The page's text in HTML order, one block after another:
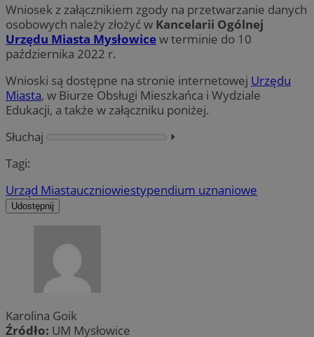
Wniosek z załącznikiem zgody na przetwarzanie danych
osobowych należy złożyć w Kancelarii Ogólnej
Urzędu Miasta Mysłowicew terminie do 10
października 2022 r.
Wnioski są dostępne na stronie internetowej Urzędu
Miasta, w Biurze Obsługi Mieszkańca i Wydziale
Edukacji, a także w załączniku poniżej.
Słuchaj
⏵︎
Tagi:
Urząd Miastauczniowiestypendium uznaniowe
Udostępnij
Karolina Goik
Źródło: UM Mysłowice